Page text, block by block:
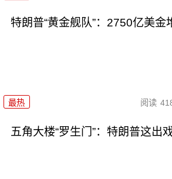
特朗普“黄金舰队”：2750亿美金
最热 阅读
五角大楼“罗生门”：特朗普这出